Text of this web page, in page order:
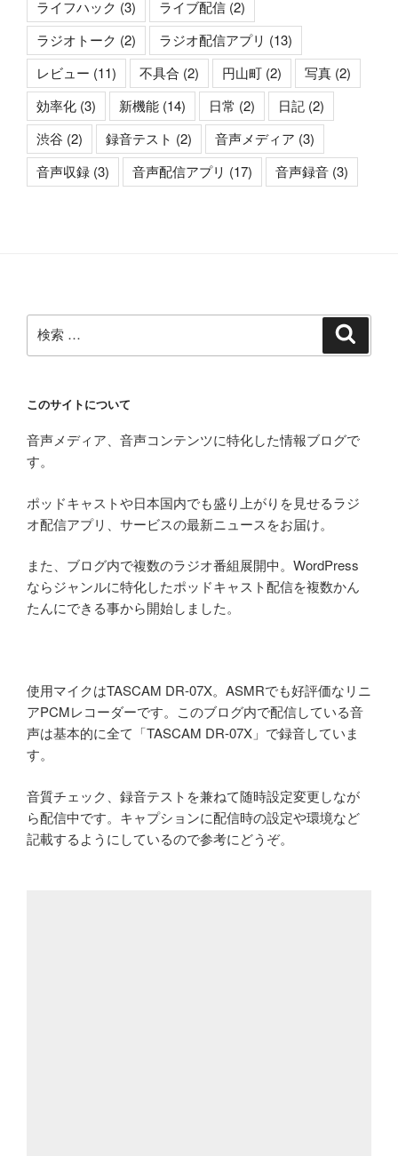
ライフハック (3) ライブ配信 (2)
ラジオトーク (2) ラジオ配信アプリ (13)
レビュー (11) 不具合 (2) 円山町 (2) 写真 (2)
効率化 (3) 新機能 (14) 日常 (2) 日記 (2)
渋谷 (2) 録音テスト (2) 音声メディア (3)
音声収録 (3) 音声配信アプリ (17) 音声録音 (3)
索:
このサイトについて
音声メディア、音声コンテンツに特化した情報ブログで
す。
ポッドキャストや日本国内でも盛り上がりを見せるラジ
オ配信アプリ、サービスの最新ニュースをお届け。
また、ブログ内で複数のラジオ番組展開中。WordPress
ならジャンルに特化したポッドキャスト配信を複数かん
たんにできる事から開始しました。
使用マイクはTASCAM DR-07X。ASMRでも好評価なリニ
アPCMレコーダーです。このブログ内で配信している音
声は基本的に全て「TASCAM DR-07X」で録音していま
す。
音質チェック、録音テストを兼ねて随時設定変更しなが
ら配信中です。キャプションに配信時の設定や環境など
記載するようにしているので参考にどうぞ。